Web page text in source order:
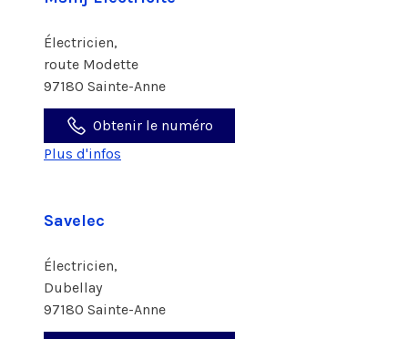
Électricien,
route Modette
97180 Sainte-Anne
Obtenir le numéro
Plus d'infos
Savelec
Électricien,
Dubellay
97180 Sainte-Anne